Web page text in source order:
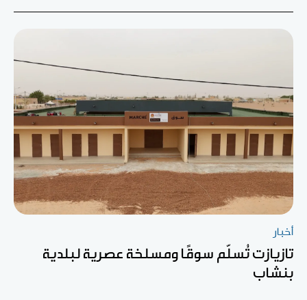
أخبار
تازيازت تُسلّم سوقًا ومسلخة عصرية لبلدية
بنشاب